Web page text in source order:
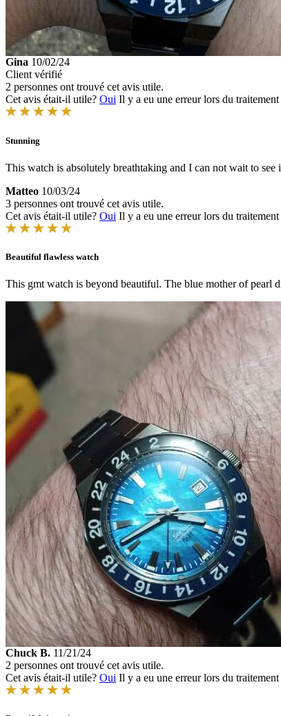
Gina 10/02/24
Client vérifié
2 personnes ont trouvé cet avis utile.
Cet avis était-il utile? Oui Il y a eu une erreur lors du
Stunning
This watch is absolutely breathtaking and I can not wait to see
Matteo 10/03/24
3 personnes ont trouvé cet avis utile.
Cet avis était-il utile? Oui Il y a eu une erreur lors du
Beautiful flawless watch
This gmt watch is beyond beautiful. The blue mother of pearl
Chuck B. 11/21/24
2 personnes ont trouvé cet avis utile.
Cet avis était-il utile? Oui Il y a eu une erreur lors du